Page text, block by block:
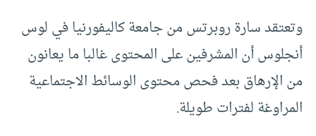
وتعتقد سارة روبرتس من جامعة كاليفورنيا في لوس
أنجلوس أن المشرفين على المحتوى غالبا ما يعانون
من الإرهاق بعد فحص محتوى الوسائط الاجتماعية
المراوغة لفترات طويلة.